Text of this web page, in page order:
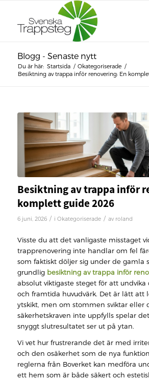
Blogg - Senaste nytt
Du är här: Startsida / Okategoriserade /
Besiktning av trappa inför renovering: En
Besiktning av trappa inför
komplett guide 2026
6 juni, 2026 / i Okategoriserade / av roland
Visste du att det vanligaste misstaget
trapprenovering inte handlar om fel
som faktiskt döljer sig under de gamla
grundlig besiktning av trappa inför
absolut viktigaste steget för att
och framtida huvudvärk. Det är lätt att
ytskikt, men om stommen sviktar eller
säkerhetskraven inte uppfylls spelar
snyggt slutresultatet ser ut på ytan.
Vi vet hur frustrerande det är med
och den osäkerhet som de nya
reglerna från Boverket kan medföra
ett hem som är både säkert och